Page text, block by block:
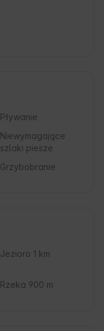
Pływanie
Niewymagające
szlaki piesze
Grzybobranie
Jezioro 1 km
Rzeka 900 m